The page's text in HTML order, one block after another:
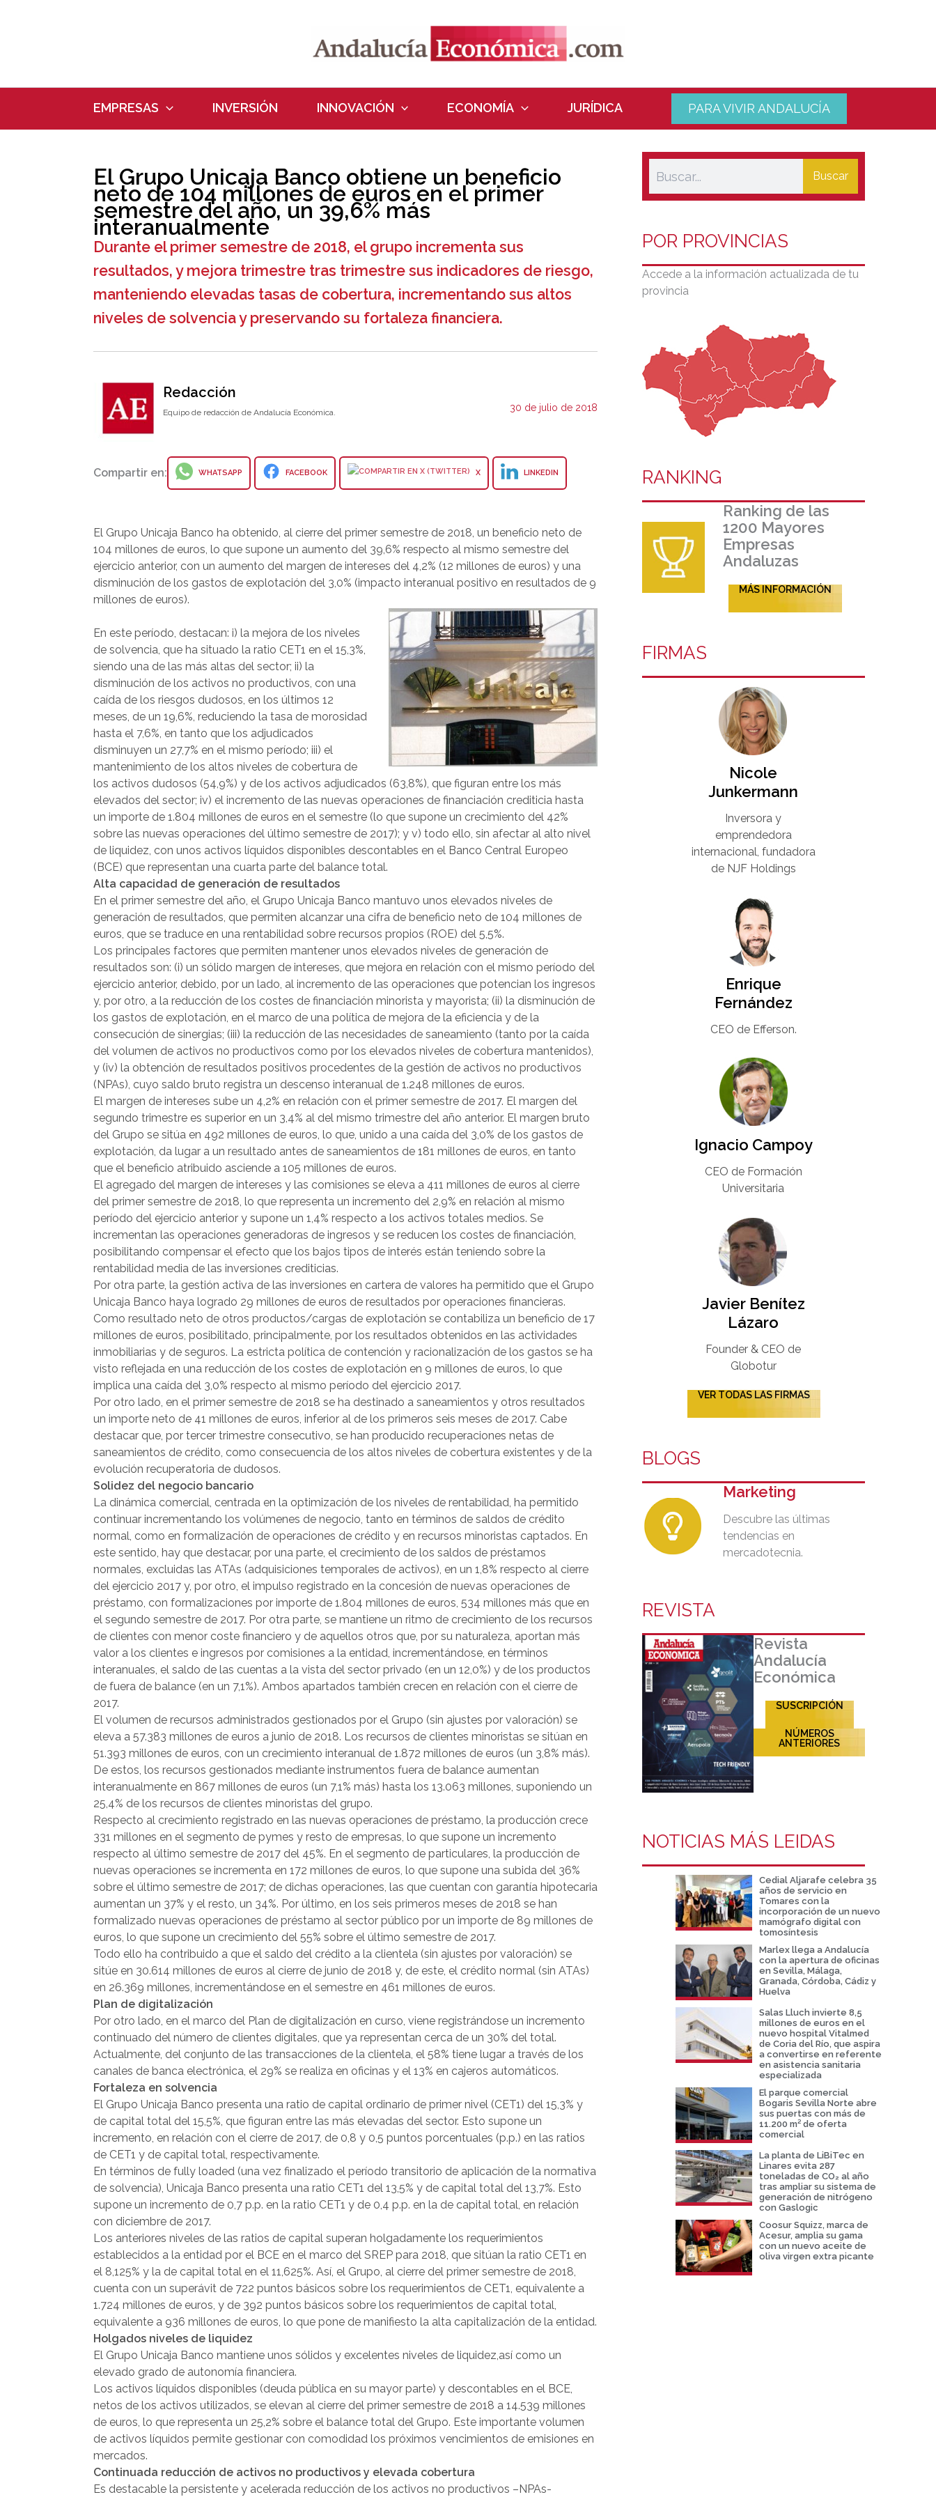
EMPRESAS INVERSIÓN INNOVACIÓN ECONOMÍA JURÍDICA PARA VIVIR ANDALUCÍA
El Grupo Unicaja Banco obtiene un beneficio
neto de 104 millones de euros en el primer
semestre del año, un 39,6% más
interanualmente
Durante el primer semestre de 2018, el grupo incrementa sus
resultados, y mejora trimestre tras trimestre sus indicadores de riesgo,
manteniendo elevadas tasas de cobertura, incrementando sus altos
niveles de solvencia y preservando su fortaleza financiera.
Redacción
Equipo de redacción de Andalucía Económica. 30 de julio de 2018
Compartir en: WHATSAPP FACEBOOK X LINKEDIN
El Grupo Unicaja Banco ha obtenido, al cierre del primer semestre de 2018, un beneficio neto de
104 millones de euros, lo que supone un aumento del 39,6% respecto al mismo semestre del
ejercicio anterior, con un aumento del margen de intereses del 4,2% (12 millones de euros) y una
disminución de los gastos de explotación del 3,0% (impacto interanual positivo en resultados de 9
millones de euros).
En este período, destacan: i) la mejora de los niveles
de solvencia, que ha situado la ratio CET1 en el 15,3%,
siendo una de las más altas del sector; ii) la
disminución de los activos no productivos, con una
caída de los riesgos dudosos, en los últimos 12
meses, de un 19,6%, reduciendo la tasa de morosidad
hasta el 7,6%, en tanto que los adjudicados
disminuyen un 27,7% en el mismo período; iii) el
mantenimiento de los altos niveles de cobertura de
los activos dudosos (54,9%) y de los activos adjudicados (63,8%), que figuran entre los más
elevados del sector; iv) el incremento de las nuevas operaciones de financiación crediticia hasta
un importe de 1.804 millones de euros en el semestre (lo que supone un crecimiento del 42%
sobre las nuevas operaciones del último semestre de 2017); y v) todo ello, sin afectar al alto nivel
de liquidez, con unos activos líquidos disponibles descontables en el Banco Central Europeo
(BCE) que representan una cuarta parte del balance total.
Alta capacidad de generación de resultados
En el primer semestre del año, el Grupo Unicaja Banco mantuvo unos elevados niveles de
generación de resultados, que permiten alcanzar una cifra de beneficio neto de 104 millones de
euros, que se traduce en una rentabilidad sobre recursos propios (ROE) del 5,5%.
Los principales factores que permiten mantener unos elevados niveles de generación de
resultados son: (i) un sólido margen de intereses, que mejora en relación con el mismo período del
ejercicio anterior, debido, por un lado, al incremento de las operaciones que potencian los ingresos
y, por otro, a la reducción de los costes de financiación minorista y mayorista; (ii) la disminución de
los gastos de explotación, en el marco de una política de mejora de la eficiencia y de la
consecución de sinergias; (iii) la reducción de las necesidades de saneamiento (tanto por la caída
del volumen de activos no productivos como por los elevados niveles de cobertura mantenidos),
y (iv) la obtención de resultados positivos procedentes de la gestión de activos no productivos
(NPAs), cuyo saldo bruto registra un descenso interanual de 1.248 millones de euros.
El margen de intereses sube un 4,2% en relación con el primer semestre de 2017. El margen del
segundo trimestre es superior en un 3,4% al del mismo trimestre del año anterior. El margen bruto
del Grupo se sitúa en 492 millones de euros, lo que, unido a una caída del 3,0% de los gastos de
explotación, da lugar a un resultado antes de saneamientos de 181 millones de euros, en tanto
que el beneficio atribuido asciende a 105 millones de euros.
El agregado del margen de intereses y las comisiones se eleva a 411 millones de euros al cierre
del primer semestre de 2018, lo que representa un incremento del 2,9% en relación al mismo
período del ejercicio anterior y supone un 1,4% respecto a los activos totales medios. Se
incrementan las operaciones generadoras de ingresos y se reducen los costes de financiación,
posibilitando compensar el efecto que los bajos tipos de interés están teniendo sobre la
rentabilidad media de las inversiones crediticias.
Por otra parte, la gestión activa de las inversiones en cartera de valores ha permitido que el Grupo
Unicaja Banco haya logrado 29 millones de euros de resultados por operaciones financieras.
Como resultado neto de otros productos/cargas de explotación se contabiliza un beneficio de 17
millones de euros, posibilitado, principalmente, por los resultados obtenidos en las actividades
inmobiliarias y de seguros. La estricta política de contención y racionalización de los gastos se ha
visto reflejada en una reducción de los costes de explotación en 9 millones de euros, lo que
implica una caída del 3,0% respecto al mismo período del ejercicio 2017.
Por otro lado, en el primer semestre de 2018 se ha destinado a saneamientos y otros resultados
un importe neto de 41 millones de euros, inferior al de los primeros seis meses de 2017. Cabe
destacar que, por tercer trimestre consecutivo, se han producido recuperaciones netas de
saneamientos de crédito, como consecuencia de los altos niveles de cobertura existentes y de la
evolución recuperatoria de dudosos.
Solidez del negocio bancario
La dinámica comercial, centrada en la optimización de los niveles de rentabilidad, ha permitido
continuar incrementando los volúmenes de negocio, tanto en términos de saldos de crédito
normal, como en formalización de operaciones de crédito y en recursos minoristas captados. En
este sentido, hay que destacar, por una parte, el crecimiento de los saldos de préstamos
normales, excluidas las ATAs (adquisiciones temporales de activos), en un 1,8% respecto al cierre
del ejercicio 2017 y, por otro, el impulso registrado en la concesión de nuevas operaciones de
préstamo, con formalizaciones por importe de 1.804 millones de euros, 534 millones más que en
el segundo semestre de 2017. Por otra parte, se mantiene un ritmo de crecimiento de los recursos
de clientes con menor coste financiero y de aquellos otros que, por su naturaleza, aportan más
valor a los clientes e ingresos por comisiones a la entidad, incrementándose, en términos
interanuales, el saldo de las cuentas a la vista del sector privado (en un 12,0%) y de los productos
de fuera de balance (en un 7,1%). Ambos apartados también crecen en relación con el cierre de
2017.
El volumen de recursos administrados gestionados por el Grupo (sin ajustes por valoración) se
eleva a 57.383 millones de euros a junio de 2018. Los recursos de clientes minoristas se sitúan en
51.393 millones de euros, con un crecimiento interanual de 1.872 millones de euros (un 3,8% más).
De estos, los recursos gestionados mediante instrumentos fuera de balance aumentan
interanualmente en 867 millones de euros (un 7,1% más) hasta los 13.063 millones, suponiendo un
25,4% de los recursos de clientes minoristas del grupo.
Respecto al crecimiento registrado en las nuevas operaciones de préstamo, la producción crece
331 millones en el segmento de pymes y resto de empresas, lo que supone un incremento
respecto al último semestre de 2017 del 45%. En el segmento de particulares, la producción de
nuevas operaciones se incrementa en 172 millones de euros, lo que supone una subida del 36%
sobre el último semestre de 2017; de dichas operaciones, las que cuentan con garantía hipotecaria
aumentan un 37% y el resto, un 34%. Por último, en los seis primeros meses de 2018 se han
formalizado nuevas operaciones de préstamo al sector público por un importe de 89 millones de
euros, lo que supone un crecimiento del 55% sobre el último semestre de 2017.
Todo ello ha contribuido a que el saldo del crédito a la clientela (sin ajustes por valoración) se
sitúe en 30.614 millones de euros al cierre de junio de 2018 y, de este, el crédito normal (sin ATAs)
en 26.369 millones, incrementándose en el semestre en 461 millones de euros.
Plan de digitalización
Por otro lado, en el marco del Plan de digitalización en curso, viene registrándose un incremento
continuado del número de clientes digitales, que ya representan cerca de un 30% del total.
Actualmente, del conjunto de las transacciones de la clientela, el 58% tiene lugar a través de los
canales de banca electrónica, el 29% se realiza en oficinas y el 13% en cajeros automáticos.
Fortaleza en solvencia
El Grupo Unicaja Banco presenta una ratio de capital ordinario de primer nivel (CET1) del 15,3% y
de capital total del 15,5%, que figuran entre las más elevadas del sector. Esto supone un
incremento, en relación con el cierre de 2017, de 0,8 y 0,5 puntos porcentuales (p.p.) en las ratios
de CET1 y de capital total, respectivamente.
En términos de fully loaded (una vez finalizado el período transitorio de aplicación de la normativa
de solvencia), Unicaja Banco presenta una ratio CET1 del 13,5% y de capital total del 13,7%. Esto
supone un incremento de 0,7 p.p. en la ratio CET1 y de 0,4 p.p. en la de capital total, en relación
con diciembre de 2017.
Los anteriores niveles de las ratios de capital superan holgadamente los requerimientos
establecidos a la entidad por el BCE en el marco del SREP para 2018, que sitúan la ratio CET1 en
el 8,125% y la de capital total en el 11,625%. Así, el Grupo, al cierre del primer semestre de 2018,
cuenta con un superávit de 722 puntos básicos sobre los requerimientos de CET1, equivalente a
1.724 millones de euros, y de 392 puntos básicos sobre los requerimientos de capital total,
equivalente a 936 millones de euros, lo que pone de manifiesto la alta capitalización de la entidad.
Holgados niveles de liquidez
El Grupo Unicaja Banco mantiene unos sólidos y excelentes niveles de liquidez,así como un
elevado grado de autonomía financiera.
Los activos líquidos disponibles (deuda pública en su mayor parte) y descontables en el BCE,
netos de los activos utilizados, se elevan al cierre del primer semestre de 2018 a 14.539 millones
de euros, lo que representa un 25,2% sobre el balance total del Grupo. Este importante volumen
de activos líquidos permite gestionar con comodidad los próximos vencimientos de emisiones en
mercados.
Continuada reducción de activos no productivos y elevada cobertura
Es destacable la persistente y acelerada reducción de los activos no productivos –NPAs-
Buscar
POR PROVINCIAS
Accede a la información actualizada de tu
provincia
RANKING
Ranking de las
1200 Mayores
Empresas
Andaluzas
MÁS INFORMACIÓN
FIRMAS
Nicole
Junkermann​
Inversora y
emprendedora
internacional, fundadora
de NJF Holdings
Enrique
Fernández
CEO de Efferson.
Ignacio Campoy​
CEO de Formación
Universitaria​
Javier Benítez
Lázaro
Founder & CEO de
Globotur​
VER TODAS LAS FIRMAS
BLOGS
Marketing
Descubre las últimas
tendencias en
mercadotecnia.
REVISTA
Revista
Andalucía
Económica
SUSCRIPCIÓN
NÚMEROS
ANTERIORES
NOTICIAS MÁS LEIDAS
Cedial Aljarafe celebra 35
años de servicio en
Tomares con la
incorporación de un nuevo
mamógrafo digital con
tomosíntesis
Marlex llega a Andalucía
con la apertura de oficinas
en Sevilla, Málaga,
Granada, Córdoba, Cádiz y
Huelva
Salas Lluch invierte 8,5
millones de euros en el
nuevo hospital Vitalmed
de Coria del Río, que aspira
a convertirse en referente
en asistencia sanitaria
especializada
El parque comercial
Bogaris Sevilla Norte abre
sus puertas con más de
11.200 m² de oferta
comercial
La planta de LiBiTec en
Linares evita 287
toneladas de CO₂ al año
tras ampliar su sistema de
generación de nitrógeno
con Gaslogic
Coosur Squizz, marca de
Acesur, amplia su gama
con un nuevo aceite de
oliva virgen extra picante